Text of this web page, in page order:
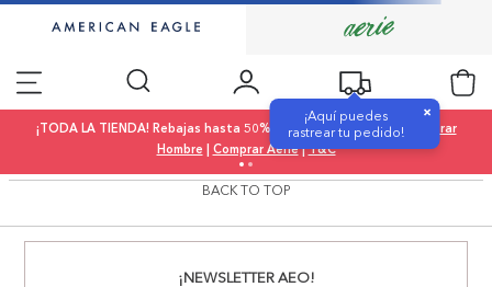
¡Aquí puedes
rastrear tu pedido!
×
¡TODA LA TIENDA! Rebajas hasta 50% OFF |Comprar Mujer|
Comprar
Hombre | Comprar Aerie|T&C
BACK TO TOP
¡NEWSLETTER AEO!